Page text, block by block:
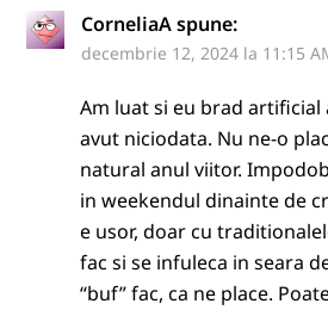
CorneliaA spune:
decembrie 12, 2024 la 11:15
Am luat si eu brad artificial
avut niciodata. Nu ne-o
natural anul viitor.
in weekendul dinainte de
e usor, doar cu
fac si se infuleca in seara
“buf” fac, ca ne place.